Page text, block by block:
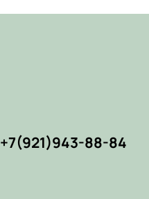
+7(921)943-88-84